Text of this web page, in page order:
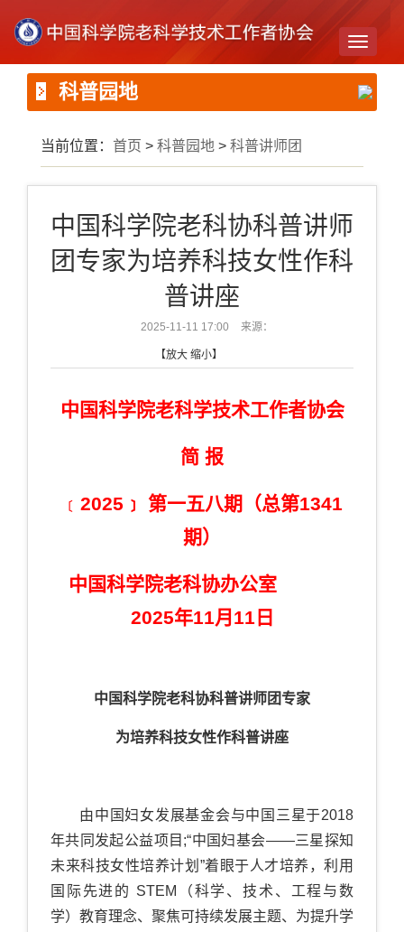
Toggle
科普园地
当前位置： 首页 > 科普园地 > 科普讲师团
中国科学院老科协科普讲师
团专家为培养科技女性作科
普讲座
2025-11-11 17:00 来源：
【放大 缩小】
中国科学院老科学技术工作者协会
简 报
﹝ 2025﹞ 第一五八期（总第1341
期）
中国科学院老科协办公室
2025年11月 11日
中国科学院老科协科普讲师团专家
为培养科技女性作科普讲座
由中国妇女发展基金会与中国三星于2018
年共同发起公益项目;“中国妇基会——三星探知
未来科技女性培养计划”着眼于人才培养，利用
国际先进的 STEM（科学、技术、工程与数
学）教育理念、聚焦可持续发展主题、 为提升学